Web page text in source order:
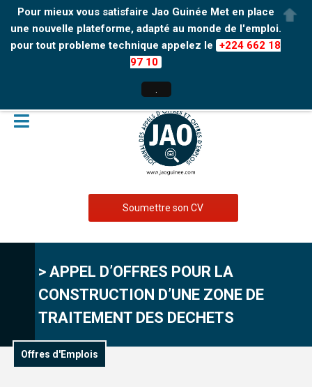
Pour mieux vous satisfaire Jao Guinée Met en place
une nouvelle plateforme, adapté au monde de l'emploi.
pour tout probleme technique appelez le +224 662 18
97 10
Soumettre son CV
> APPEL D’OFFRES POUR LA
CONSTRUCTION D’UNE ZONE DE
TRAITEMENT DES DECHETS
Offres d'Emplois